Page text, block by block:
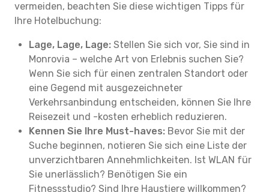
vermeiden, beachten Sie diese wichtigen Tipps für
Ihre Hotelbuchung:
Lage, Lage, Lage: Stellen Sie sich vor, Sie sind in
Monrovia – welche Art von Erlebnis suchen Sie?
Wenn Sie sich für einen zentralen Standort oder
eine Gegend mit ausgezeichneter
Verkehrsanbindung entscheiden, können Sie Ihre
Reisezeit und -kosten erheblich reduzieren.
Kennen Sie Ihre Must-haves: Bevor Sie mit der
Suche beginnen, notieren Sie sich eine Liste der
unverzichtbaren Annehmlichkeiten. Ist WLAN für
Sie unerlässlich? Benötigen Sie ein
Fitnessstudio? Sind Ihre Haustiere willkommen?